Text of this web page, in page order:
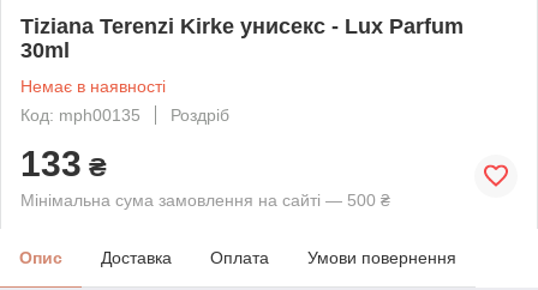
Tiziana Terenzi Kirke унисекс - Lux Parfum
30ml
Немає в наявності
Код: mph00135
Роздріб
133 ₴
Мінімальна сума замовлення на сайті — 500 ₴
Опис Доставка Оплата Умови повернення